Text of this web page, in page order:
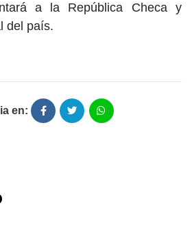
a la República Checa y
del país.
en: